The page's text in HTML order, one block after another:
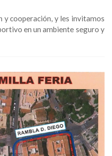
y cooperación, y les invitamos
en un ambiente seguro y